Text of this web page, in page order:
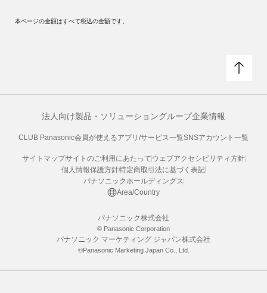
本ページの金額はすべて税込の金額です。
法人向け製品・ソリューショングループ企業情報
CLUB Panasonic会員が使えるアプリ/サービス一覧SNSアカウント一覧
サイトマップサイトのご利用にあたって ウェブアクセシビリティ方針
個人情報保護方針特定商取引法に基づく表記
パナソニックホールディングス
Area/Country
パナソニック株式会社
© Panasonic Corporation
パナソニック マーケティング ジャパン株式会社
©Panasonic Marketing Japan Co., Ltd.